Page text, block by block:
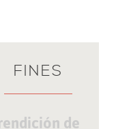
FINES
de